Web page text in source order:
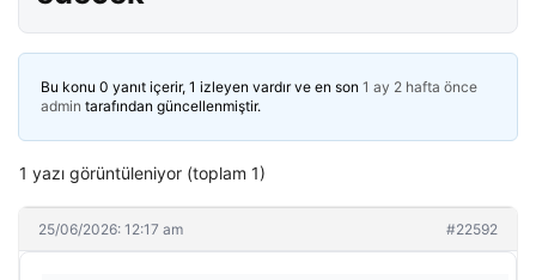
Bu konu 0 yanıt içerir, 1 izleyen vardır ve en son 1 ay 2 hafta önce
admin tarafından güncellenmiştir.
1 yazı görüntüleniyor (toplam 1)
25/06/2026: 12:17 am #22592